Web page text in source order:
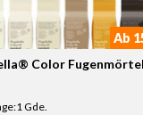
Ab
Color
Gde.